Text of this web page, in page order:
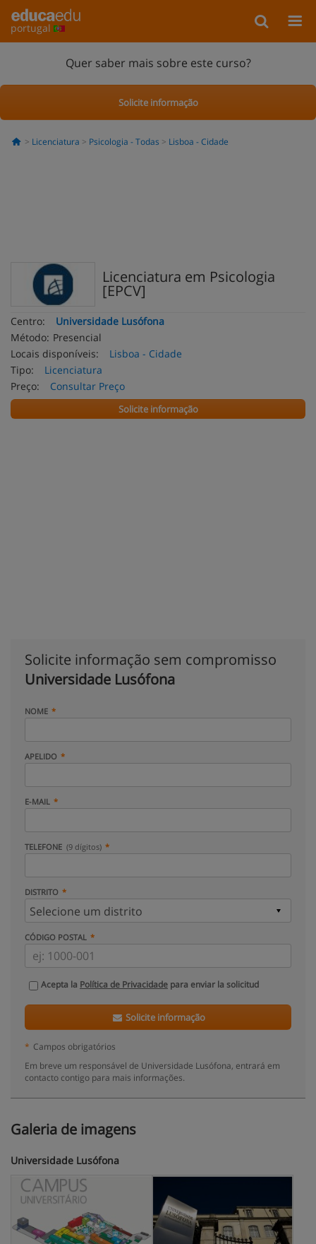
portugal
Quer saber mais sobre este curso?
Solicite informação
Licenciatura Psicologia - Todas Lisboa - Cidade
Licenciatura em Psicologia
[EPCV]
Centro:
Universidade Lusófona
Método: Presencial
Locais disponíveis:
Lisboa - Cidade
Tipo:
Licenciatura
Preço:
Consultar Preço
Solicite informação
Solicite informação sem compromisso
Universidade Lusófona
NOME
APELIDO
E-MAIL
TELEFONE (9 dígitos)
DISTRITO
CÓDIGO POSTAL
Acepta la Política de Privacidade para enviar la solicitud
Solicite informação
* Campos obrigatórios
Em breve um responsável de Universidade Lusófona, entrará em
contacto contigo para mais informações.
Galeria de imagens
Universidade Lusófona